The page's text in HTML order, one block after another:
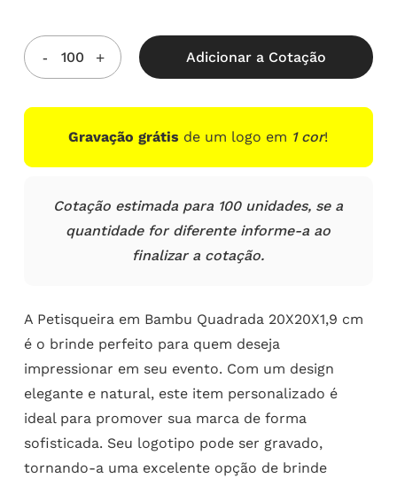
Adicionar a Cotação
Gravação grátis de um logo em 1 cor!
Cotação estimada para 100 unidades, se a
quantidade for diferente informe-a ao
finalizar a cotação.
A Petisqueira em Bambu Quadrada 20X20X1,9 cm
é o brinde perfeito para quem deseja
impressionar em seu evento. Com um design
elegante e natural, este item personalizado é
ideal para promover sua marca de forma
sofisticada. Seu logotipo pode ser gravado,
tornando-a uma excelente opção de brinde